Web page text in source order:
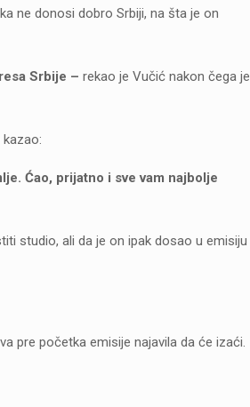
ne donosi dobro Srbiji, na šta je on
Srbije – rekao je Vučić nakon čega je
Ćao, prijatno i sve vam najbolje
studio, ali da je on ipak dosao u emisiju
pre početka emisije najavila da će izaći.